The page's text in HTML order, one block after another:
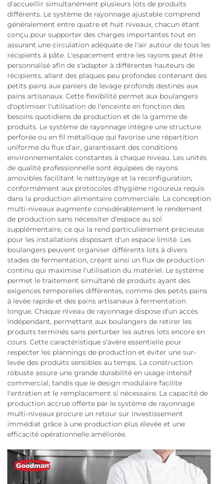
d'accueillir simultanément plusieurs lots de produits
différents. Le système de rayonnage ajustable comprend
généralement entre quatre et huit niveaux, chacun étant
conçu pour supporter des charges importantes tout en
assurant une circulation adéquate de l'air autour de tous les
récipients à pâte. L'espacement entre les rayons peut être
personnalisé afin de s'adapter à différentes hauteurs de
récipients, allant des plaques peu profondes contenant des
petits pains aux paniers de levage profonds destinés aux
pains artisanaux. Cette flexibilité permet aux boulangers
d'optimiser l'utilisation de l'enceinte en fonction des
besoins quotidiens de production et de la gamme de
produits. Le système de rayonnage intègre une structure
perforée ou en fil métallique qui favorise une répartition
uniforme du flux d'air, garantissant des conditions
environnementales constantes à chaque niveau. Les unités
de qualité professionnelle sont équipées de rayons
amovibles facilitant le nettoyage et la reconfiguration,
conformément aux protocoles d'hygiène rigoureux requis
dans la production alimentaire commerciale. La conception
multi-niveaux augmente considérablement le rendement
de production sans nécessiter d'espace au sol
supplémentaire, ce qui la rend particulièrement précieuse
pour les installations disposant d'un espace limité. Les
boulangers peuvent organiser différents lots à divers
stades de fermentation, créant ainsi un flux de production
continu qui maximise l'utilisation du matériel. Le système
permet le traitement simultané de produits ayant des
exigences temporelles différentes, comme des petits pains
à levée rapide et des pains artisanaux à fermentation
longue. Chaque niveau de rayonnage dispose d'un accès
indépendant, permettant aux boulangers de retirer les
produits terminés sans perturber les autres lots encore en
cours. Cette caractéristique s'avère essentielle pour
respecter les plannings de production et éviter une sur-
levée des produits sensibles au temps. La construction
robuste assure une grande durabilité en usage intensif
commercial, tandis que le design modulaire facilite
l'entretien et le remplacement si nécessaire. La capacité de
production accrue offerte par le système de rayonnage
multi-niveaux procure un retour sur investissement
immédiat grâce à une production plus élevée et une
efficacité opérationnelle améliorée.